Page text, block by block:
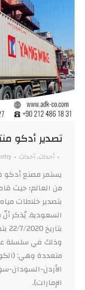
تصدير أدكو
أحداث,أحداث
يستمر مصنع أدكو
بتصدير خلاطات
السعودية. يُذكر
وذلك في سلسلة
متعددة وهي:
الأردن-السودان-
الإمارات).